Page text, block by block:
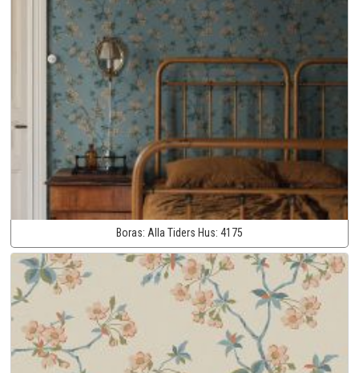
Boras: Alla Tiders Hus: 4175